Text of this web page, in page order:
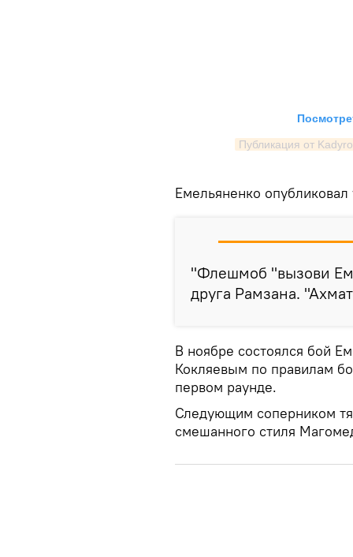
Публикация от
Емельяненко
"Флешмоб "вызови
друга Рамзана.
В ноябре состоялся бой
Кокляевым по правилам
первом раунде.
Следующим соперником
смешанного стиля